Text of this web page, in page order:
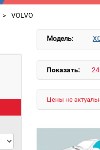
VOLVO
Модель:
Показать:
Цены не